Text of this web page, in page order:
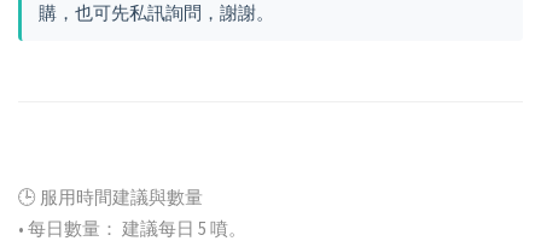
購，也可先私訊詢問，謝謝。
🕒 服用時間建議與數量
• 每日數量： 建議每日 5 噴。